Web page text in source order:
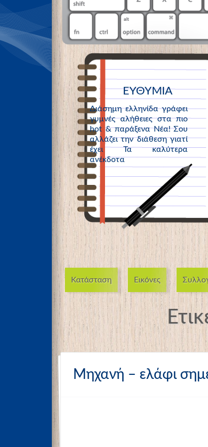
ΕΥΘΥΜΙΑ
Διάσημη ελληνίδα γράφει
γυμνές αλήθειες στα πιο
hot & παράξενα Νέα! Σου
αλλάζει την διάθεση γιατί
έχει Τα καλύτερα
ανέκδοτα
Κατάσταση Εικόνες
Μηχανή – ελάφι